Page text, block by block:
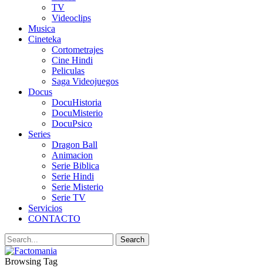
TV
Videoclips
Musica
Cineteka
Cortometrajes
Cine Hindi
Peliculas
Saga Videojuegos
Docus
DocuHistoria
DocuMisterio
DocuPsico
Series
Dragon Ball
Animacion
Serie Biblica
Serie Hindi
Serie Misterio
Serie TV
Servicios
CONTACTO
Browsing Tag